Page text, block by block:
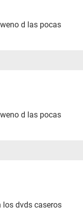
d las pocas
d las pocas
los dvds caseros